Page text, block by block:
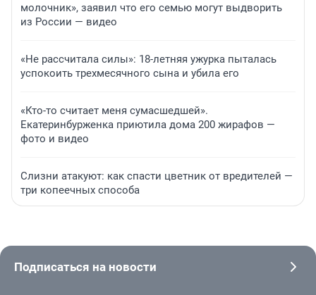
молочник», заявил что его семью могут выдворить
из России — видео
«Не рассчитала силы»: 18-летняя ужурка пыталась
успокоить трехмесячного сына и убила его
«Кто-то считает меня сумасшедшей».
Екатеринбурженка приютила дома 200 жирафов —
фото и видео
Слизни атакуют: как спасти цветник от вредителей —
три копеечных способа
Подписаться на новости